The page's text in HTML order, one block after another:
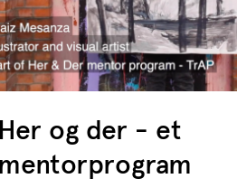
Her og der - et
mentorprogram